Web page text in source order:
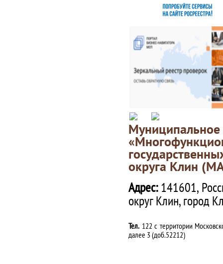
округа Клин
Адрес:141601,
округ Клин, город
Тел. 122 с территории
далее 3 (доб.52212)